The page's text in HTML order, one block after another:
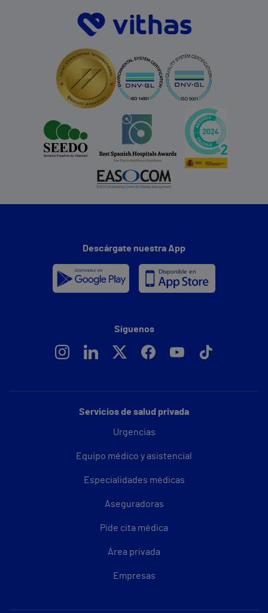
Servicios de salud privada
Urgencias
Equipo médico y asistencial
Especialidades médicas
Aseguradoras
Pide cita médica
Área privada
Empresas
Descárgate nuestra App
Síguenos